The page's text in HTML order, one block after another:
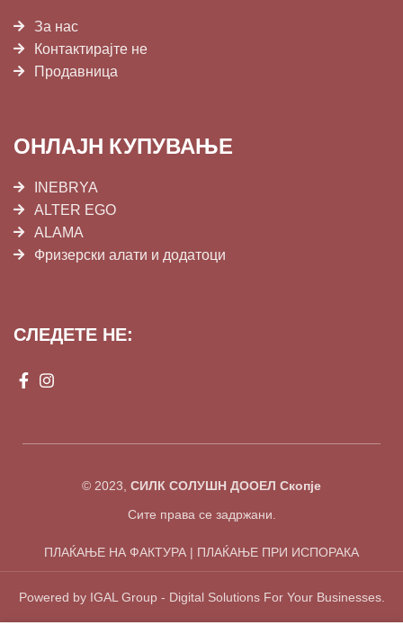
За нас
Контактирајте не
Продавница
ОНЛАЈН КУПУВАЊЕ
INEBRYA
ALTER EGO
ALAMA
Фризерски алати и додатоци
СЛЕДЕТЕ НЕ:
© 2023, СИЛК СОЛУШН ДООЕЛ Скопје
Сите права се задржани.
ПЛАЌАЊЕ НА ФАКТУРА | ПЛАЌАЊЕ ПРИ ИСПОРАКА
Powered by IGAL Group - Digital Solutions For Your Businesses.